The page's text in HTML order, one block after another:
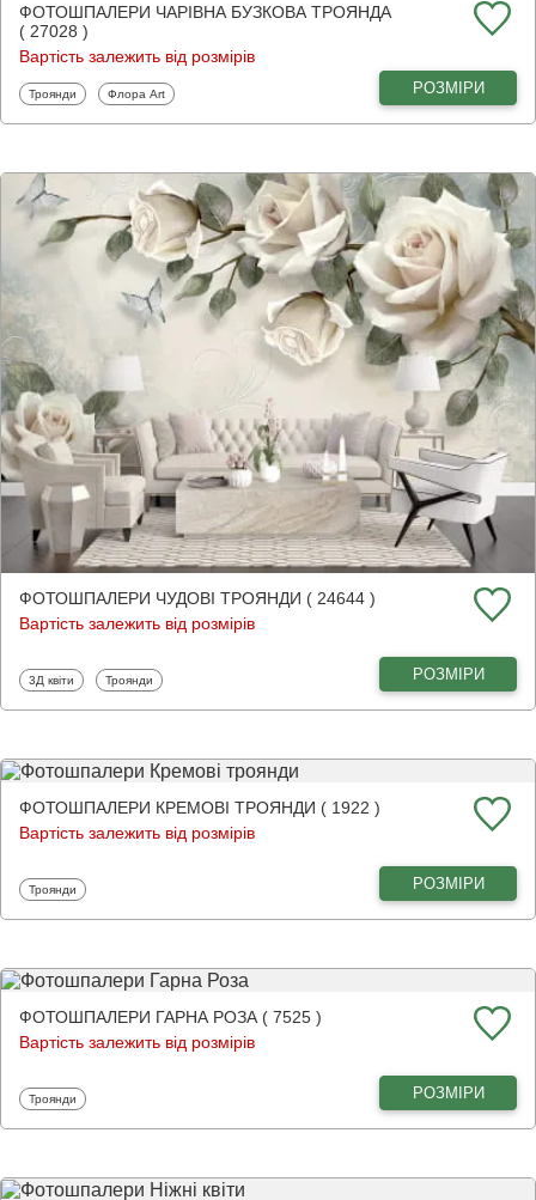
ФОТОШПАЛЕРИ ЧАРІВНА БУЗКОВА ТРОЯНДА
( 27028 )
Вартість залежить від розмірів
Фотошпалери
Троянди Фотошпалери
Флора Art РОЗМІРИ
ФОТОШПАЛЕРИ ЧУДОВІ ТРОЯНДИ ( 24644 )
Вартість залежить від розмірів
Фотошпалери
3Д квіти Фотошпалери
Троянди РОЗМІРИ
ФОТОШПАЛЕРИ КРЕМОВІ ТРОЯНДИ ( 1922 )
Вартість залежить від розмірів
Фотошпалери
Троянди РОЗМІРИ
ФОТОШПАЛЕРИ ГАРНА РОЗА ( 7525 )
Вартість залежить від розмірів
Фотошпалери
Троянди РОЗМІРИ